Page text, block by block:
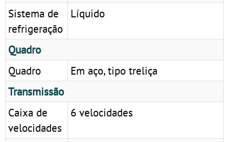
Sistema de
refrigeração
Líquido
Quadro
Quadro
Em aço, tipo treliça
Transmissão
Caixa de
velocidades
6 velocidades